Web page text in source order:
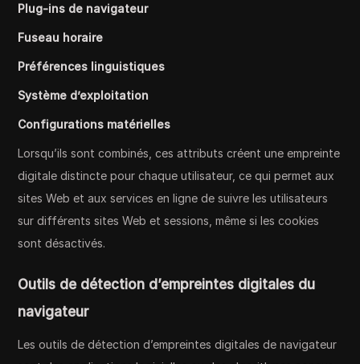
Plug-ins de navigateur
Fuseau horaire
Préférences linguistiques
Système d’exploitation
Configurations matérielles
Lorsqu’ils sont combinés, ces attributs créent une empreinte
digitale distincte pour chaque utilisateur, ce qui permet aux
sites Web et aux services en ligne de suivre les utilisateurs
sur différents sites Web et sessions, même si les cookies
sont désactivés.
Outils de détection d’empreintes digitales du
navigateur
Les outils de détection d’empreintes digitales de navigateur